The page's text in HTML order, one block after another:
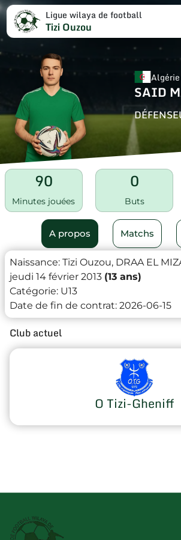
Ligue wilaya de football
Tizi Ouzou
Algérie
SAID
90
Minutes jouées
0
Buts
A propos Matchs
Naissance: Tizi Ouzou, DRAA EL
jeudi 14 février 2013 (13 ans)
Catégorie: U13
Date de fin de contrat: 2026-06-15
Club actuel
O Tizi-Gheniff